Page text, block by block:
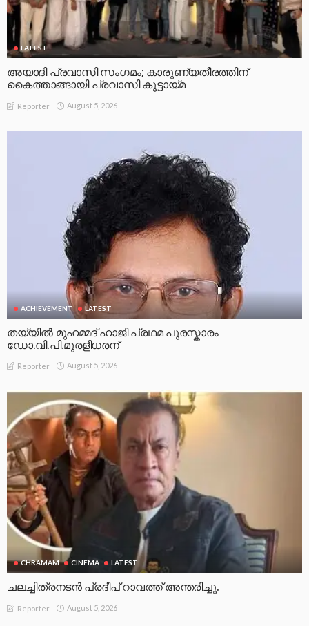
LATEST
അയാദി പ്രവാസി സംഗമം; കാരുണ്യതീരത്തിന്
കൈത്താങ്ങായി പ്രവാസി കൂട്ടായ്മ
Reporter August 5, 2026
ACHIEVEMENT LATEST
തയ്യിൽ മുഹമ്മദ് ഹാജി പ്രഥമ പുരസ്കാരം
ഡോ.വി.പി.മുരളീധരന്
Reporter August 5, 2026
CHRAMAM CINEMA LATEST
ചലച്ചിത്രനടൻ പ്രദീപ് റാവത്ത് അന്തരിച്ചു.
Reporter August 5, 2026